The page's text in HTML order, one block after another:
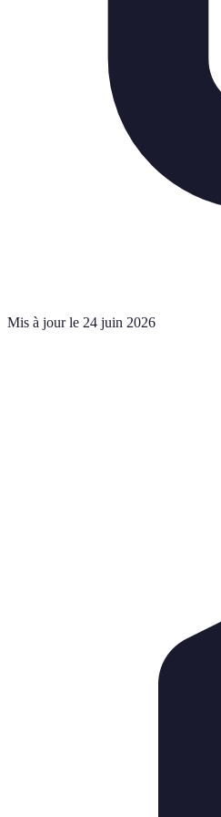
Mis à jour le 24 juin 2026